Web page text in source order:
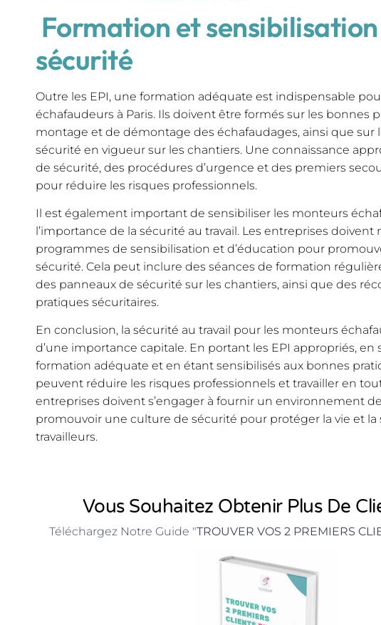
Formation et
sécurité
Outre les EPI, une formation adéquate est indispensable
échafaudeurs à Paris. Ils doivent être formés sur les bonnes
montage et de démontage des échafaudages, ainsi que sur
sécurité en vigueur sur les chantiers. Une connaissance
de sécurité, des procédures d’urgence et des premiers
pour réduire les risques professionnels.
Il est également important de sensibiliser les monteurs
l’importance de la sécurité au travail. Les entreprises
programmes de sensibilisation et d’éducation pour
sécurité. Cela peut inclure des séances de formation
des panneaux de sécurité sur les chantiers, ainsi que des
pratiques sécuritaires.
En conclusion, la sécurité au travail pour les monteurs
d’une importance capitale. En portant les EPI appropriés, en
formation adéquate et en étant sensibilisés aux bonnes
peuvent réduire les risques professionnels et travailler en
entreprises doivent s’engager à fournir un environnement
promouvoir une culture de sécurité pour protéger la vie et la
travailleurs.
Vous Souhaitez Obtenir Plus De
Téléchargez Notre Guide "TROUVER VOS 2 PREMIERS